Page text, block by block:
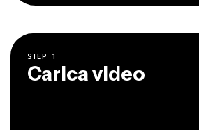
STEP 1
Carica video